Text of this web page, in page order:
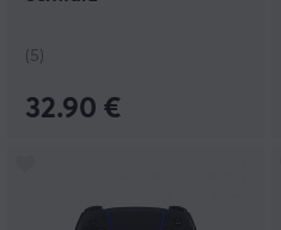
(5)
32.90 €